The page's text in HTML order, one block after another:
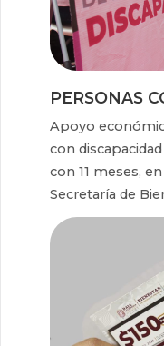
PERSONAS
Apoyo
con
con 11 meses,
Secretaría de